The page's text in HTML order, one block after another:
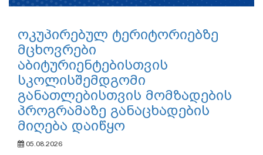
ოკუპირებულ ტერიტორიებზე
მცხოვრები
აბიტურიენტებისთვის
სკოლისშემდგომი
განათლებისთვის მომზადების
პროგრამაზე განაცხადების
მიღება დაიწყო
05.08.2026